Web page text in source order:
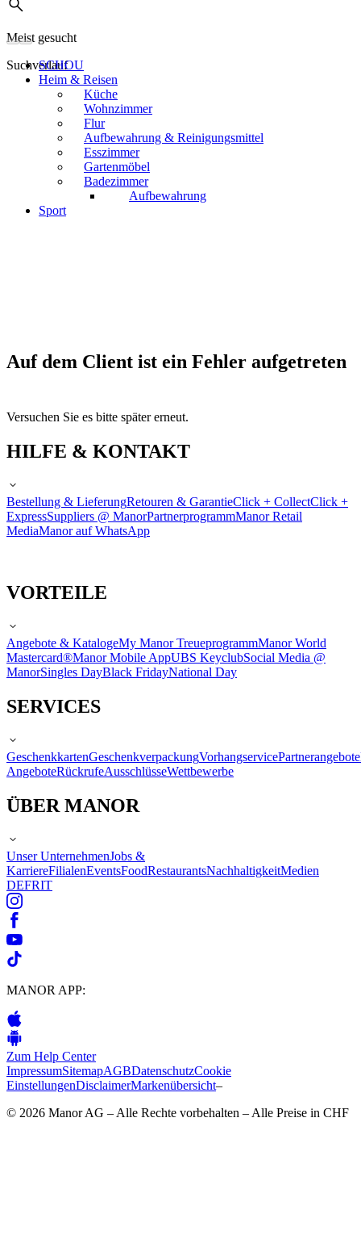
Meist gesucht
Suchverlauf
SCHOU
Heim & Reisen
Küche
Wohnzimmer
Flur
Aufbewahrung & Reinigungsmittel
Esszimmer
Gartenmöbel
Badezimmer
Aufbewahrung
Sport
Auf dem Client ist ein Fehler aufgetreten
Versuchen Sie es bitte später erneut.
HILFE & KONTAKT
Bestellung & LieferungRetouren & GarantieClick + CollectClick +
ExpressSuppliers @ ManorPartnerprogrammManor Retail
MediaManor auf WhatsApp
VORTEILE
Angebote & KatalogeMy Manor TreueprogrammManor World
Mastercard®Manor Mobile AppUBS KeyclubSocial Media @
ManorSingles DayBlack FridayNational Day
SERVICES
GeschenkkartenGeschenkverpackungVorhangservicePartnerangebote
AngeboteRückrufeAusschlüsseWettbewerbe
ÜBER MANOR
Unser UnternehmenJobs &
KarriereFilialenEventsFoodRestaurantsNachhaltigkeitMedien
DEFRIT
MANOR APP:
Zum Help Center
ImpressumSitemapAGBDatenschutzCookie
EinstellungenDisclaimerMarkenübersicht–
© 2026 Manor AG – Alle Rechte vorbehalten – Alle Preise in CHF